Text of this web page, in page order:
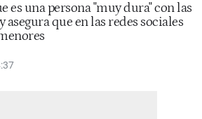
es una persona "muy dura" con las
asegura que en las redes sociales